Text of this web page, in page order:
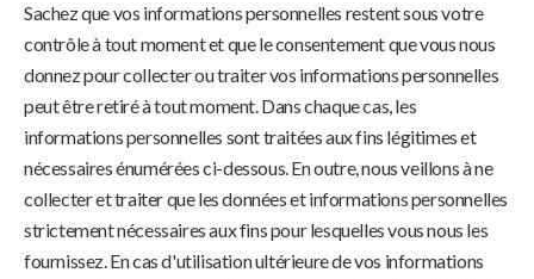
Sachez que vos informations personnelles restent sous votre
contrôle à tout moment et que le consentement que vous nous
donnez pour collecter ou traiter vos informations personnelles
peut être retiré à tout moment. Dans chaque cas, les
informations personnelles sont traitées aux fins légitimes et
nécessaires énumérées ci-dessous. En outre, nous veillons à ne
collecter et traiter que les données et informations personnelles
strictement nécessaires aux fins pour lesquelles vous nous les
fournissez. En cas d'utilisation ultérieure de vos informations